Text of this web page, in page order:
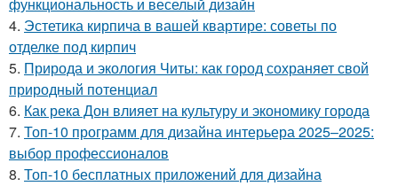
4. Эстетика кирпича в вашей квартире: советы по
отделке под кирпич
5. Природа и экология Читы: как город сохраняет свой
природный потенциал
6. Как река Дон влияет на культуру и экономику города
7. Топ-10 программ для дизайна интерьера 2025–2025:
выбор профессионалов
8. Топ-10 бесплатных приложений для дизайна